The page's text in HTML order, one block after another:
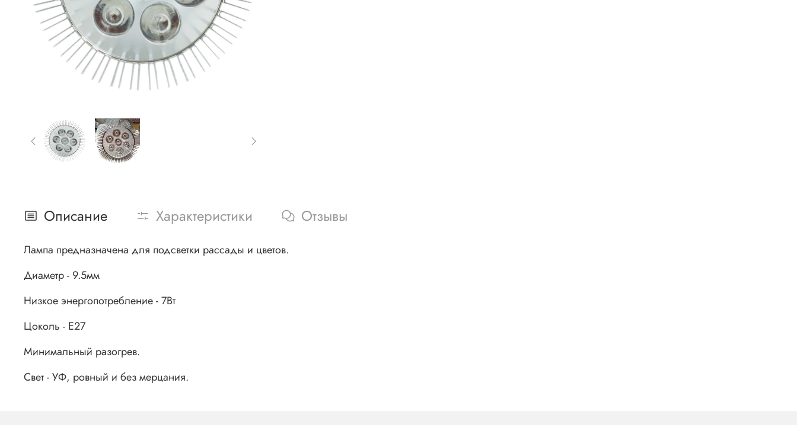
Описание Характеристики Отзывы
Лампа предназначена для подсветки рассады и цветов.
Диаметр - 9.5мм
Низкое энергопотребление - 7Вт
Цоколь - Е27
Минимальный разогрев.
Свет - УФ, ровный и без мерцания.